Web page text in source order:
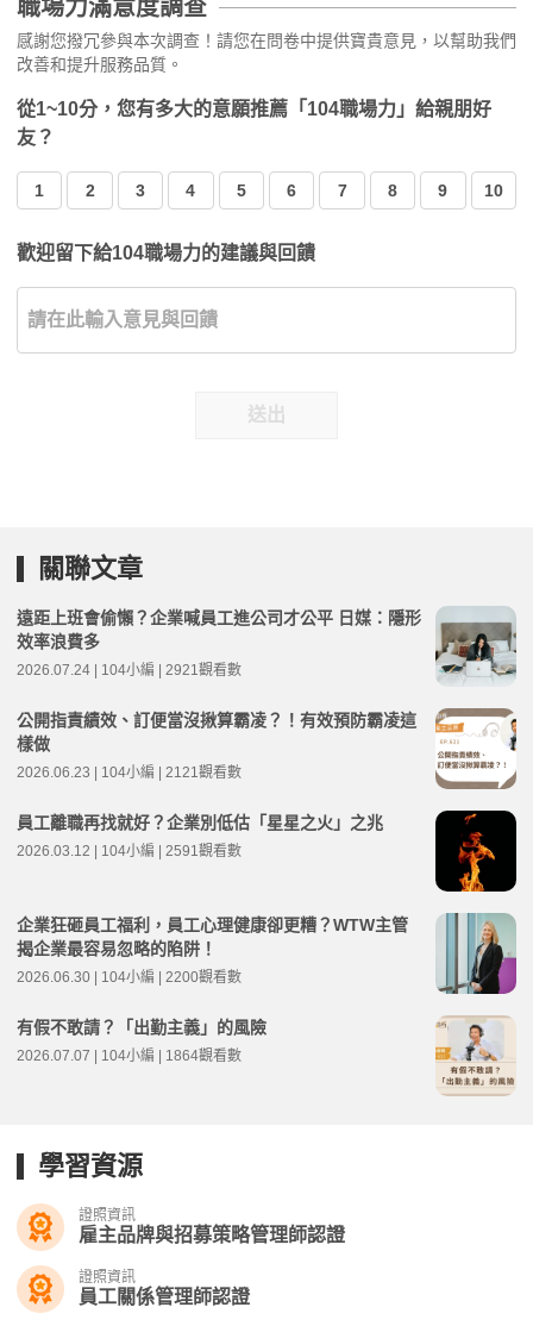
職場力滿意度調查
感謝您撥冗參與本次調查！請您在問卷中提供寶貴意見，以幫助我們
改善和提升服務品質。
從1~10分，您有多大的意願推薦「104職場力」給親朋好
友？
1 2 3 4 5 6 7 8 9 10
歡迎留下給104職場力的建議與回饋
送出
關聯文章
遠距上班會偷懶？企業喊員工進公司才公平 日媒：隱形
效率浪費多
2026.07.24 | 104小編 | 2921觀看數
公開指責績效、訂便當沒揪算霸凌？！有效預防霸凌這
樣做
2026.06.23 | 104小編 | 2121觀看數
員工離職再找就好？企業別低估「星星之火」之兆
2026.03.12 | 104小編 | 2591觀看數
企業狂砸員工福利，員工心理健康卻更糟？WTW主管
揭企業最容易忽略的陷阱！
2026.06.30 | 104小編 | 2200觀看數
有假不敢請？「出勤主義」的風險
2026.07.07 | 104小編 | 1864觀看數
學習資源
證照資訊
雇主品牌與招募策略管理師認證
證照資訊
員工關係管理師認證